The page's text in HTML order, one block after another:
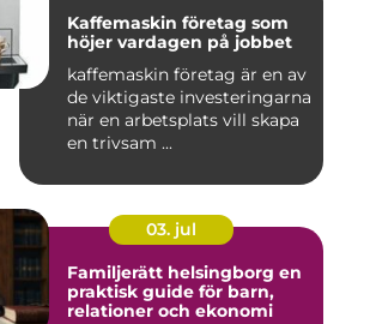
Kaffemaskin företag som
höjer vardagen på jobbet
kaffemaskin företag är en av
de viktigaste investeringarna
när en arbetsplats vill skapa
en trivsam ...
03. jul
Familjerätt helsingborg en
praktisk guide för barn,
relationer och ekonomi